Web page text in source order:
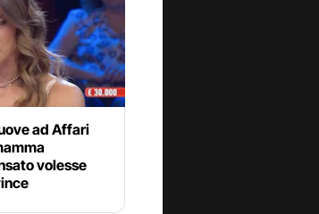
ad Affari
volesse